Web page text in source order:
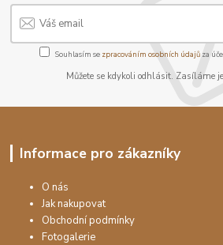
Souhlasím se zpracováním osobních údajůza
Můžete se kdykoli odhlásit. Zasíláme
Informace pro zákazníky
O nás
Jak nakupovat
Obchodní podmínky
Fotogalerie